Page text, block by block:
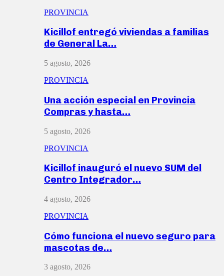
PROVINCIA
Kicillof entregó viviendas a familias
de General La…
5 agosto, 2026
PROVINCIA
Una acción especial en Provincia
Compras y hasta…
5 agosto, 2026
PROVINCIA
Kicillof inauguró el nuevo SUM del
Centro Integrador…
4 agosto, 2026
PROVINCIA
Cómo funciona el nuevo seguro para
mascotas de…
3 agosto, 2026